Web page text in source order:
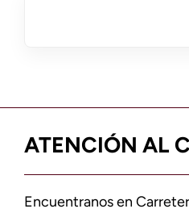
ATENCIÓN AL
Encuentranos en